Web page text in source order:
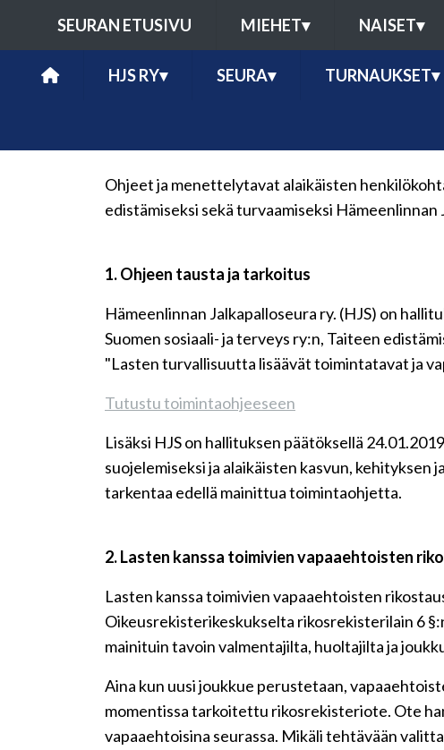
SEURAN ETUSIVU MIEHET▾ NAISET▾
HJS RY▾ SEURA▾ TURNAUKSET▾
Ohjeet ja menettelytavat alaikäisten
edistämiseksi sekä turvaamiseksi Hämeenlinnan
1. Ohjeen tausta ja tarkoitus
Hämeenlinnan Jalkapalloseura ry. (HJS) on
Suomen sosiaali- ja terveys ry:n, Taiteen
"Lasten turvallisuutta lisäävät toimintatavat ja
Tutustu toimintaohjeeseen
Lisäksi HJS on hallituksen päätöksellä
suojelemiseksi ja alaikäisten kasvun, kehityksen
tarkentaa edellä mainittua toimintaohjetta.
2. Lasten kanssa toimivien vapaaehtoisten
Lasten kanssa toimivien vapaaehtoisten
Oikeusrekisterikeskukselta rikosrekisterilain 6
mainituin tavoin valmentajilta, huoltajilta ja
Aina kun uusi joukkue perustetaan,
momentissa tarkoitettu rikosrekisteriote. Ote
vapaaehtoisina seurassa. Mikäli tehtävään